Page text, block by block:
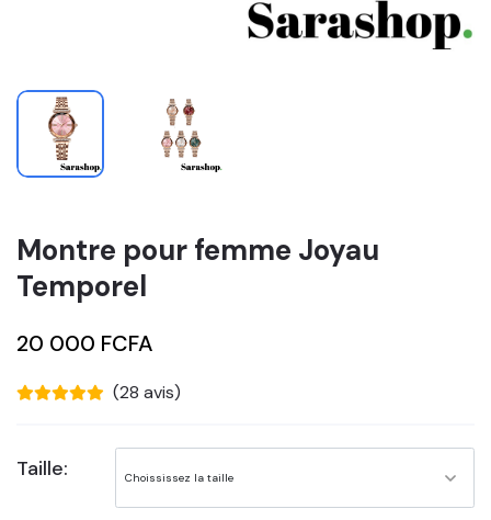
Montre pour femme Joyau
Temporel
20 000 FCFA
(28 avis)
Taille: